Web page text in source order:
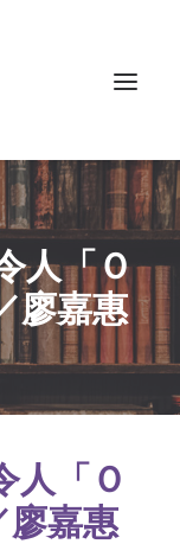
人「Ｏ
廖嘉惠
人「Ｏ
廖嘉惠